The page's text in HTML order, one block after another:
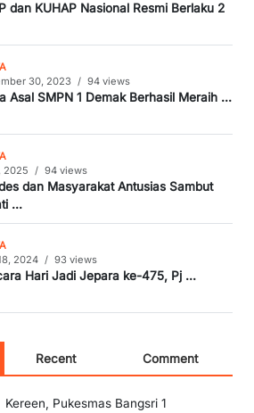
dan KUHAP Nasional Resmi Berlaku 2
30, 2023 / 94 views
Asal SMPN 1 Demak Berhasil Meraih ...
2025 / 94 views
dan Masyarakat Antusias Sambut
...
2024 / 93 views
Hari Jadi Jepara ke-475, Pj ...
Recent Comment
Kereen, Pukesmas Bangsri 1